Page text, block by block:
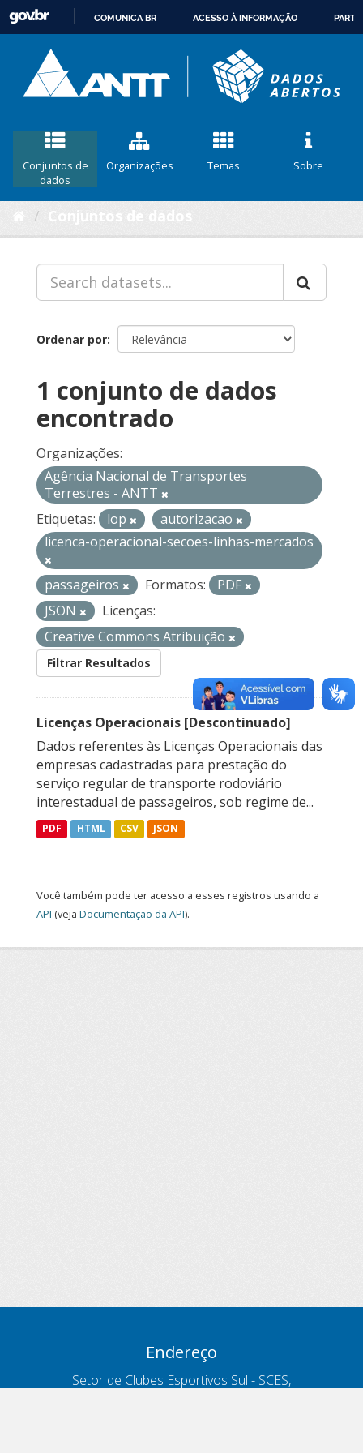
CONTEÚDO
COMUNICA BR ACESSO À INFORMAÇÃO
Conjuntos de
dados
Organizações Temas Sobre
Ordenar por
1 conjunto de dados
encontrado
Organizações:
Agência Nacional de Transportes
Terrestres - ANTT
Etiquetas:
lop
autorizacao
licenca-operacional-secoes-linhas-mercados
passageiros Formatos:
PDF
JSON
Licenças:
Creative Commons Atribuição
Filtrar Resultados
Licenças Operacionais [Descontinuado]
Dados referentes às Licenças Operacionais das
empresas cadastradas para prestação do
serviço regular de transporte rodoviário
interestadual de passageiros, sob regime de...
PDF HTML CSV JSON
Você também pode ter acesso a esses registros usando a
API (veja Documentação da API).
Endereço
Setor de Clubes Esportivos Sul - SCES,